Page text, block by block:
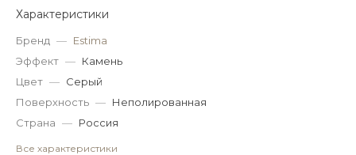
Характеристики
Бренд — Estima
Эффект — Камень
Цвет — Серый
Поверхность — Неполированная
Страна — Россия
Все характеристики